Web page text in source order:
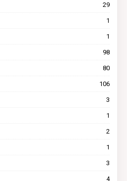
29
1
1
98
80
106
3
1
2
1
3
4